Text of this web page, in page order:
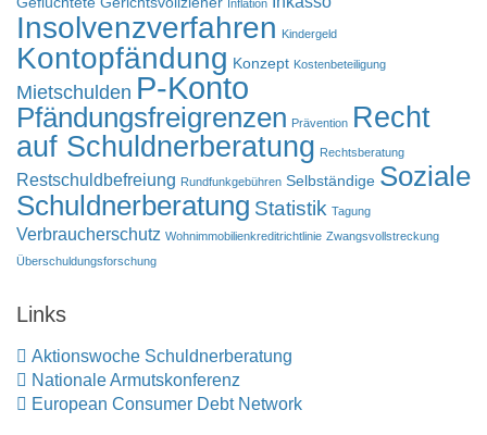
Inflation
Insolvenzverfahren Kindergeld
Kontopfändung Konzept Kostenbeteiligung
Mietschulden P-Konto
Pfändungsfreigrenzen Prävention Recht
auf Schuldnerberatung Rechtsberatung
Restschuldbefreiung Rundfunkgebühren Selbständige Soziale
Schuldnerberatung Statistik Tagung
Verbraucherschutz Wohnimmobilienkreditrichtlinie Zwangsvollstreckung
Überschuldungsforschung
Links
Aktionswoche Schuldnerberatung
Nationale Armutskonferenz
European Consumer Debt Network